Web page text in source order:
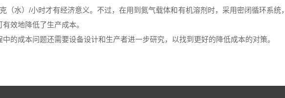
（水）/小时才有经济意义。不过，在用到氮气载体和有机溶剂时，采用密闭循环系统，
效地降低了生产成本。
的成本问题还需要设备设计和生产者进一步研究，以找到更好的降低成本的对策。